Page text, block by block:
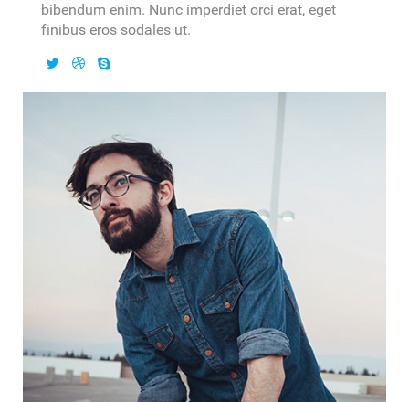
bibendum enim. Nunc imperdiet orci erat, eget
finibus eros sodales ut.